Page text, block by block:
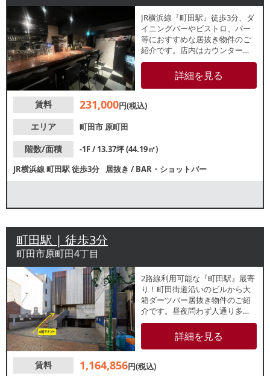
JR横浜線『町田駅』徒歩3分、ダ
イニングバーやビストロ、バー
等におすすめな居抜き物件のご
紹介です。店内はカウンター
席・テーブル席のレイアウト
で、隠れ家的な雰囲気の内装で
す。諸条件等、お気軽にお問合
詳細を見る
賃料 231,000円(税込)
エリア
町田市 原町田
階数/面積
-1F / 13.37坪 (44.19㎡)
JR横浜線町田駅徒歩3分 居抜き /BAR・ショットバー
町田駅 | 徒歩3分
町田市原町田4丁目
2路線利用可能な『町田駅』最寄
り！町田街道沿いのビルから大
箱ダーツバー居抜き物件のご紹
介です。昼夜問わず人通り多
く、集客が期待できるエリア！
周辺でも飲食店が多数盛業中で
す。業種等、お気軽にお問合せ
詳細を見る
賃料 1,164,856円(税込)